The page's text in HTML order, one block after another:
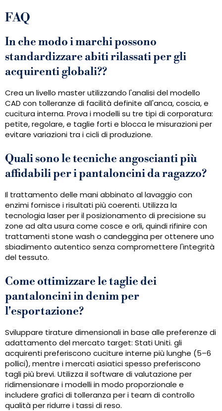
FAQ
In che modo i marchi possono
standardizzare abiti rilassati per gli
acquirenti globali??
Crea un livello master utilizzando l'analisi del modello
CAD con tolleranze di facilità definite all'anca, coscia, e
cucitura interna. Prova i modelli su tre tipi di corporatura:
petite, regolare, e taglie forti e blocca le misurazioni per
evitare variazioni tra i cicli di produzione.
Quali sono le tecniche angoscianti più
affidabili per i pantaloncini da ragazzo?
Il trattamento delle mani abbinato al lavaggio con
enzimi fornisce i risultati più coerenti. Utilizza la
tecnologia laser per il posizionamento di precisione su
zone ad alta usura come cosce e orli, quindi rifinire con
trattamenti stone wash o candeggina per ottenere uno
sbiadimento autentico senza compromettere l'integrità
del tessuto.
Come ottimizzare le taglie dei
pantaloncini in denim per
l'esportazione?
Sviluppare tirature dimensionali in base alle preferenze di
adattamento del mercato target: Stati Uniti. gli
acquirenti preferiscono cuciture interne più lunghe (5–6
pollici), mentre i mercati asiatici spesso preferiscono
tagli più brevi. Utilizza il software di valutazione per
ridimensionare i modelli in modo proporzionale e
includere grafici di tolleranza per i team di controllo
qualità per ridurre i tassi di reso.